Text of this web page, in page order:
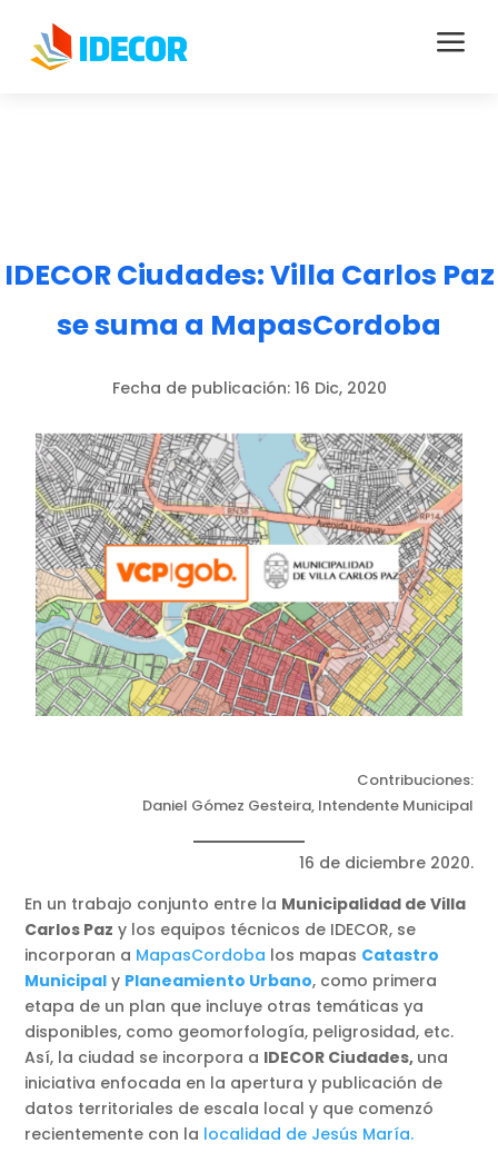
a
IDECOR Ciudades: Villa Carlos Paz
se suma a MapasCordoba
Fecha de publicación: 16 Dic, 2020
Contribuciones:
Daniel Gómez Gesteira, Intendente Municipal
16 de diciembre 2020.
En un trabajo conjunto entre la Municipalidad de Villa
Carlos Paz y los equipos técnicos de IDECOR, se
incorporan a MapasCordoba los mapas Catastro
Municipal y Planeamiento Urbano, como primera
etapa de un plan que incluye otras temáticas ya
disponibles, como geomorfología, peligrosidad, etc.
Así, la ciudad se incorpora a IDECOR Ciudades, una
iniciativa enfocada en la apertura y publicación de
datos territoriales de escala local y que comenzó
recientemente con la localidad de Jesús María.